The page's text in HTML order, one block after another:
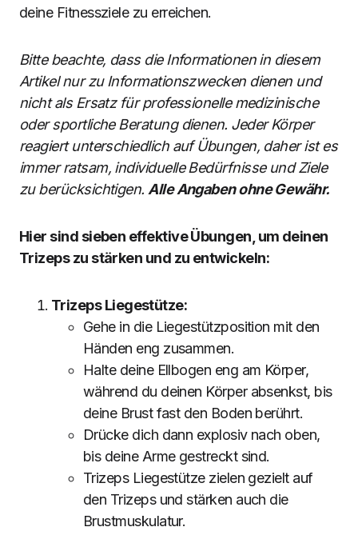
deine Fitnessziele zu erreichen.
Bitte beachte, dass die Informationen in diesem
Artikel nur zu Informationszwecken dienen und
nicht als Ersatz für professionelle medizinische
oder sportliche Beratung dienen. Jeder Körper
reagiert unterschiedlich auf Übungen, daher ist es
immer ratsam, individuelle Bedürfnisse und Ziele
zu berücksichtigen. Alle Angaben ohne Gewähr.
Hier sind sieben effektive Übungen, um deinen
Trizeps zu stärken und zu entwickeln:
Trizeps Liegestütze:
Gehe in die Liegestützposition mit den
Händen eng zusammen.
Halte deine Ellbogen eng am Körper,
während du deinen Körper absenkst, bis
deine Brust fast den Boden berührt.
Drücke dich dann explosiv nach oben,
bis deine Arme gestreckt sind.
Trizeps Liegestütze zielen gezielt auf
den Trizeps und stärken auch die
Brustmuskulatur.